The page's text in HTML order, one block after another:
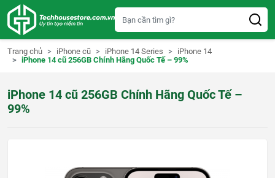
Trang chủ iPhone cũ iPhone 14 Series
iPhone 14
iPhone 14 cũ 256GB Chính Hãng Quốc Tế – 99%
iPhone 14 cũ 256GB Chính Hãng Quốc Tế –
99%